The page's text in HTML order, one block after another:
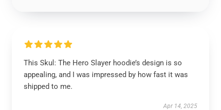
This Skul: The Hero Slayer hoodie’s design is so
appealing, and I was impressed by how fast it was
shipped to me.
Apr 14, 2025